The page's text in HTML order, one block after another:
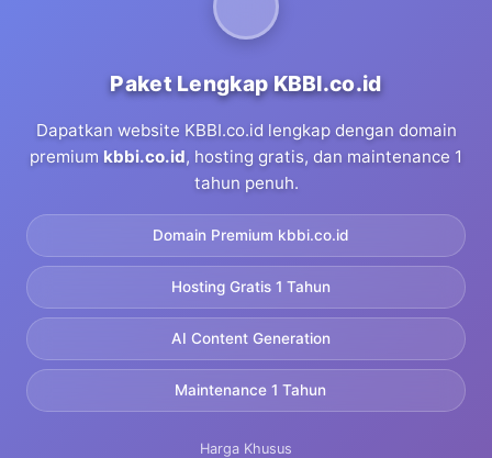
Paket Lengkap KBBI.co.id
Dapatkan website KBBI.co.id lengkap dengan domain
premium kbbi.co.id, hosting gratis, dan maintenance 1
tahun penuh.
Domain Premium kbbi.co.id
Hosting Gratis 1 Tahun
AI Content Generation
Maintenance 1 Tahun
Harga Khusus